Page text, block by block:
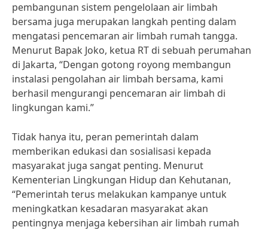
pembangunan sistem pengelolaan air limbah
bersama juga merupakan langkah penting dalam
mengatasi pencemaran air limbah rumah tangga.
Menurut Bapak Joko, ketua RT di sebuah perumahan
di Jakarta, “Dengan gotong royong membangun
instalasi pengolahan air limbah bersama, kami
berhasil mengurangi pencemaran air limbah di
lingkungan kami.”
Tidak hanya itu, peran pemerintah dalam
memberikan edukasi dan sosialisasi kepada
masyarakat juga sangat penting. Menurut
Kementerian Lingkungan Hidup dan Kehutanan,
“Pemerintah terus melakukan kampanye untuk
meningkatkan kesadaran masyarakat akan
pentingnya menjaga kebersihan air limbah rumah